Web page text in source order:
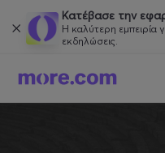
Κατέβασε την
Η καλύτερη εμπειρία
εκδηλώσεις.